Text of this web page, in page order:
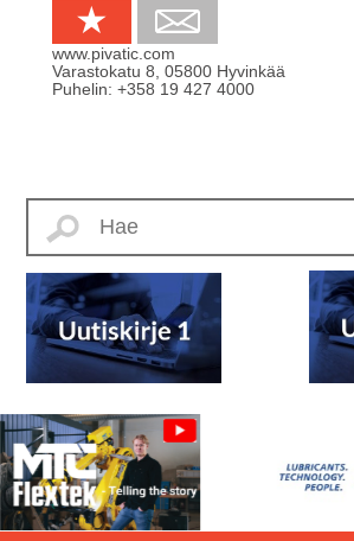
www.pivatic.com
Varastokatu 8 05800 Hyvinkää
Puhelin: +358 19 427 4000